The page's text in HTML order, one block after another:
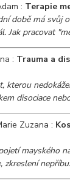
: Terapie
době má svůj
Jak pracovat
: Trauma a
kterou
disociace
Zuzana :
mayského
zkreslení